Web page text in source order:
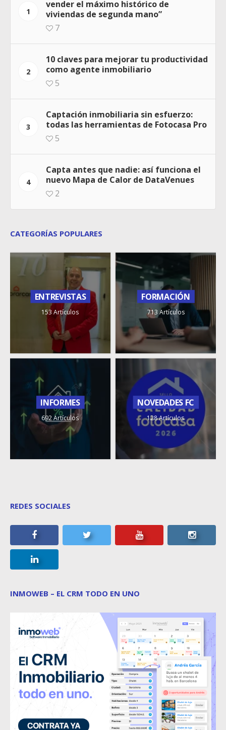
1
vender el máximo histórico de
viviendas de segunda mano”
7
2
10 claves para mejorar tu productividad
como agente inmobiliario
5
3
Captación inmobiliaria sin esfuerzo:
todas las herramientas de Fotocasa Pro
5
4
Capta antes que nadie: así funciona el
nuevo Mapa de Calor de DataVenues
2
CATEGORÍAS POPULARES
ENTREVISTAS
153 Artículos
FORMACIÓN
713 Artículos
INFORMES
692 Artículos
NOVEDADES FC
128 Artículos
REDES SOCIALES
INMOWEB – EL CRM TODO EN UNO